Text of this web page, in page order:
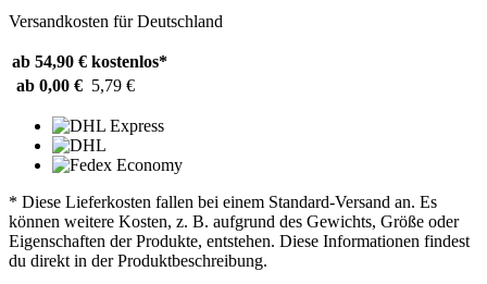
Versandkosten für Deutschland
ab 54,90 € kostenlos*
ab 0,00 € 5,79 €
* Diese Lieferkosten fallen bei einem Standard-Versand an. Es
können weitere Kosten, z. B. aufgrund des Gewichts, Größe oder
Eigenschaften der Produkte, entstehen. Diese Informationen findest
du direkt in der Produktbeschreibung.